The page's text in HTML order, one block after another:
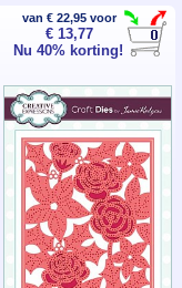
van € 22,95 voor
€ 13,77
Nu 40% korting!